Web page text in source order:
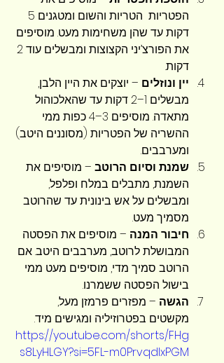
דקות עד שהן משחימות מעט. מוסיפים
דקות.
יין ונוזלים – יוצקים את היין הלבן,
מבשלים 1–2 דקות עד שהאלכוהול
מתאדה. מוסיפים 3–4 כפות ממי
ההשריה של הפטריות (מסוננים היטב)
ומערבבים.
שמנת וסיום הרוטב – מוסיפים את
השמנת, מתבלים במלח ופלפל,
ומבשלים על אש בינונית עד שהרוטב
מסמיך מעט.
חיבור המנה – מוסיפים את הפסטה
המבושלת לרוטב, מערבבים היטב. אם
הרוטב סמיך מדי, מוסיפים מעט ממי
בישול הפסטה ששמרנו.
הגשה – מפזרים פרמזן מעל,
מקשטים בפטרוזיליה ומגישים מיד.
https://youtube.com/shorts/FHg
s8LyHLGY?si=5FL-m0PrvqdIxPGM